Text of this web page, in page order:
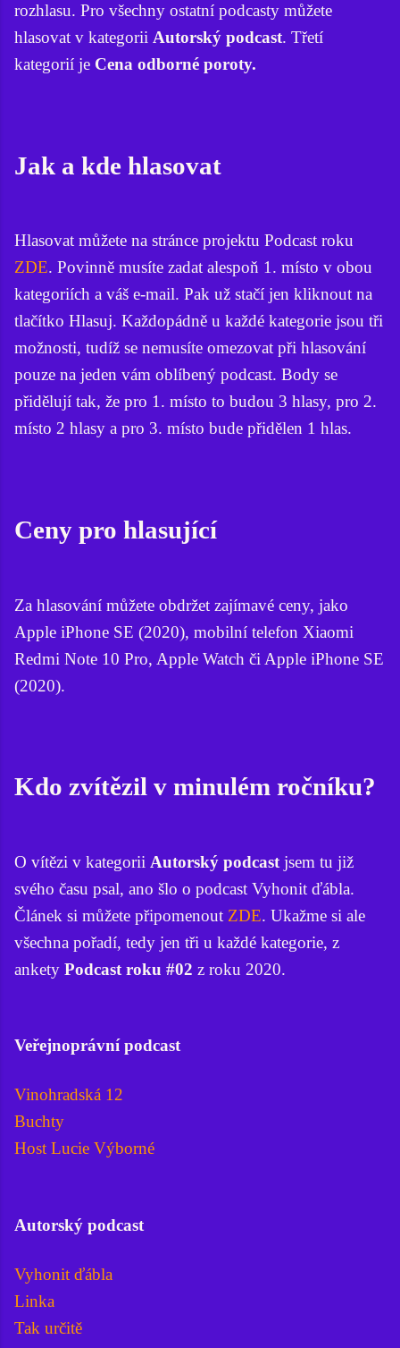
rozhlasu. Pro všechny ostatní podcasty můžete
hlasovat v kategorii Autorský podcast. Třetí
kategorií je Cena odborné poroty.
Jak a kde hlasovat
Hlasovat můžete na stránce projektu Podcast roku
ZDE. Povinně musíte zadat alespoň 1. místo v obou
kategoriích a váš e-mail. Pak už stačí jen kliknout na
tlačítko Hlasuj. Každopádně u každé kategorie jsou tři
možnosti, tudíž se nemusíte omezovat při hlasování
pouze na jeden vám oblíbený podcast. Body se
přidělují tak, že pro 1. místo to budou 3 hlasy, pro 2.
místo 2 hlasy a pro 3. místo bude přidělen 1 hlas.
Ceny pro hlasující
Za hlasování můžete obdržet zajímavé ceny, jako
Apple iPhone SE (2020), mobilní telefon Xiaomi
Redmi Note 10 Pro, Apple Watch či Apple iPhone SE
(2020).
Kdo zvítězil v minulém ročníku?
O vítězi v kategorii Autorský podcast jsem tu již
svého času psal, ano šlo o podcast Vyhonit ďábla.
Článek si můžete připomenout ZDE. Ukažme si ale
všechna pořadí, tedy jen tři u každé kategorie, z
ankety Podcast roku #02 z roku 2020.
Veřejnoprávní podcast
Vinohradská 12
Buchty
Host Lucie Výborné
Autorský podcast
Vyhonit ďábla
Linka
Tak určitě